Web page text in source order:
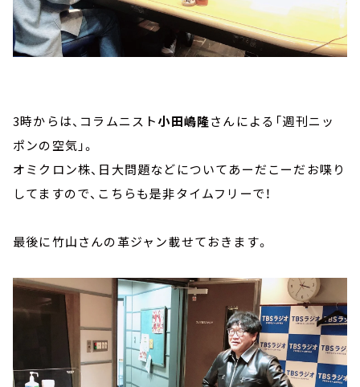
3時からは、コラムニスト小田嶋隆さんによる「週刊ニッ
ポンの空気」。
オミクロン株、日大問題などについてあーだこーだお喋り
してますので、こちらも是非タイムフリーで！
最後に竹山さんの革ジャン載せておきます。